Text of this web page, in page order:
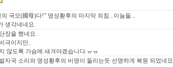
의 국모(國母)다!” 명성황후의 마지막 외침...이눔들...
생각네네요.
장을 했네요.
극이지만..
않도록 가슴에 새겨야겠습니다.ㅠㅠ
자국 소리와 명성황후의 비명이 들리는듯 선명하게 복원 되었네요